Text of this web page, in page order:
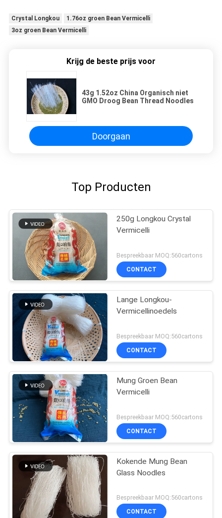
Crystal Longkou
1.76oz groen Bean Vermicelli
3oz groen Bean Vermicelli
Krijg de beste prijs voor
43g 1.52oz China Organisch niet
GMO Droog Bean Thread Noodles
Doorgaan
Top Producten
250g Longkou Crystal
Vermicelli
Bespreekbaar MOQ:560cartons
CONTACT
Lange Longkou-
Vermicellinoedels
Bespreekbaar MOQ:560cartons
CONTACT
Mung Groen Bean
Vermicelli
Bespreekbaar MOQ:560cartons
CONTACT
Kokende Mung Bean
Glass Noodles
Bespreekbaar MOQ:560cartons
CONTACT